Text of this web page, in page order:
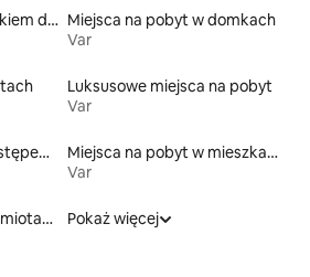
Miejsca na pobyt z łóżkiem dla osoby z niepełnosprawnością Miejsca na pobyt w domkach
Var
Luksusowe miejsca na pobyt
Var
Miejsca na pobyt z dostępem do jeziora
Miejsca na pobyt w mieszkaniach
Var
Miejsca na pobyt w namiotach
Pokaż więcej